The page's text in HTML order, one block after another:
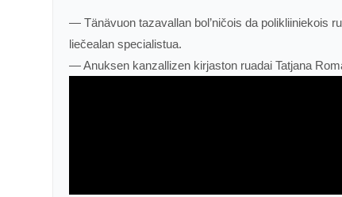
— Tänävuon tazavallan bol’ničois da polikliiniekois
liečealan specialistua.
— Anuksen kanzallizen kirjaston ruadai Tatjana